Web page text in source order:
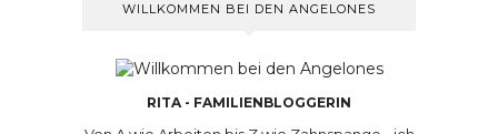
WILLKOMMEN BEI DEN ANGELONES
RITA - FAMILIENBLOGGERIN